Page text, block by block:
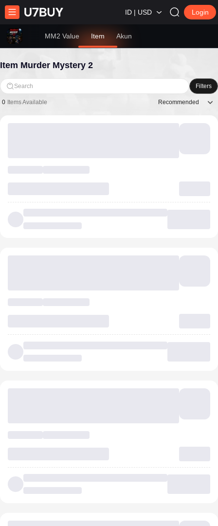
ID | USD Login
MM2 Value Item Akun
Item Murder Mystery 2
Search Filters
0 Items Available Recommended